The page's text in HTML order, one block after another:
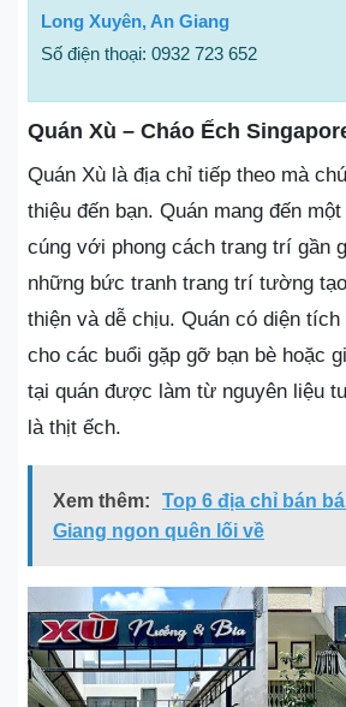
Long Xuyên, An Giang
Số điện thoại: 0932 723 652
Quán Xù – Cháo Ếch
Quán Xù là địa chỉ tiếp theo mà
thiệu đến bạn. Quán mang đến
cúng với phong cách trang trí gần
những bức tranh trang trí tường
thiện và dễ chịu. Quán có diện
cho các buổi gặp gỡ bạn bè hoặc
tại quán được làm từ nguyên liệu
là thịt ếch.
Xem thêm:
Top 6 địa chỉ bán
Giang ngon quên lối về